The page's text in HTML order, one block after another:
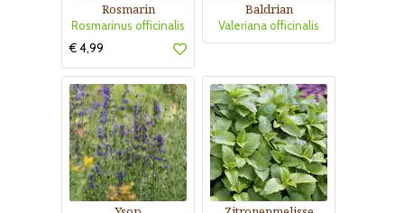
Rosmarin
Rosmarinus officinalis
€ 4,99
Baldrian
Valeriana officinalis